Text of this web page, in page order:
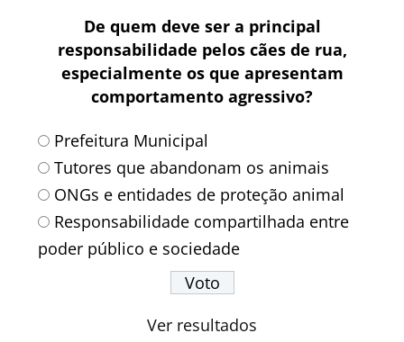
De quem deve ser a principal
responsabilidade pelos cães de rua,
especialmente os que apresentam
comportamento agressivo?
Prefeitura Municipal
Tutores que abandonam os animais
ONGs e entidades de proteção animal
Responsabilidade compartilhada entre
poder público e sociedade
Ver resultados